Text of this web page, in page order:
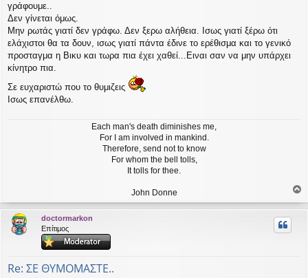
γράφουμε..
Δεν γίνεται όμως.
Μην ρωτάς γιατί δεν γράφω. Δεν ξερω αλήθεια. Ισως γιατί ξέρω ότι
ελάχιστοι θα τα δουν, ισως γιατί πάντα έδινε το ερέθισμα και το γενικό
προσταγμα η Βικυ και τωρα πια έχει χαθεί...Ειναι σαν να μην υπάρχει
κίνητρο πια.
Σε ευχαριστώ που το θυμιζεις
Ισως επανέλθω.
Each man's death diminishes me,
For I am involved in mankind.
Therefore, send not to know
For whom the bell tolls,
It tolls for thee.
John Donne
ο
ρ
doctormarkon
Επίτιμος
Re: ΣΕ ΘΥΜΟΜΑΣΤΕ..